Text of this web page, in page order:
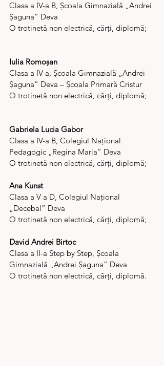
Clasa a IV-a B, Școala Gimnazială „Andrei
Șaguna” Deva
O trotinetă non electrică, cărți, diplomă;
Iulia Romoșan
Clasa a IV-a, Școala Gimnazială „Andrei
Șaguna” Deva – Școala Primară Cristur
O trotinetă non electrică, cărți, diplomă;
Gabriela Lucia Gabor
Clasa a IV-a B, Colegiul Național
Pedagogic „Regina Maria” Deva
O trotinetă non electrică, cărți, diplomă;
Ana Kunst
Clasa a V a D, Colegiul Național
„Decebal” Deva
O trotinetă non electrică, cărți, diplomă;
David Andrei Birtoc
Clasa a II-a Step by Step, Școala
Gimnazială „Andrei Șaguna” Deva
O trotinetă non electrică, cărți, diplomă.